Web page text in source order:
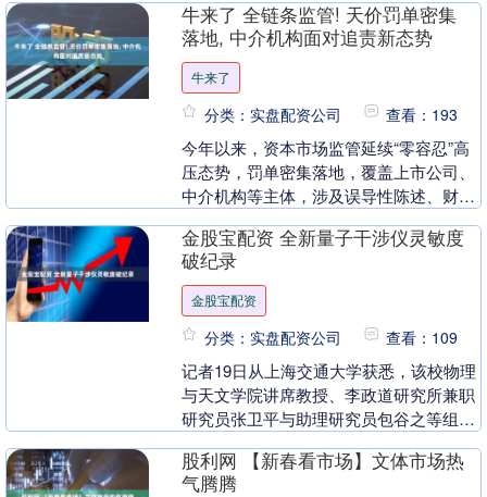
兼“冠军运动员”与....
牛来了 全链条监管! 天价罚单密集
落地, 中介机构面对追责新态势
牛来了
分类：实盘配资公司 查看：193
今年以来，资本市场监管延续“零容忍”高
压态势，罚单密集落地，覆盖上市公司、
中介机构等主体，涉及误导性陈述、财务
为。单案罚款金额....
金股宝配资 全新量子干涉仪灵敏度
破纪录
金股宝配资
分类：实盘配资公司 查看：109
记者19日从上海交通大学获悉，该校物理
与天文学院讲席教授、李政道研究所兼职
研究员张卫平与助理研究员包谷之等组成
领域再次取得重....
股利网 【新春看市场】文体市场热
气腾腾